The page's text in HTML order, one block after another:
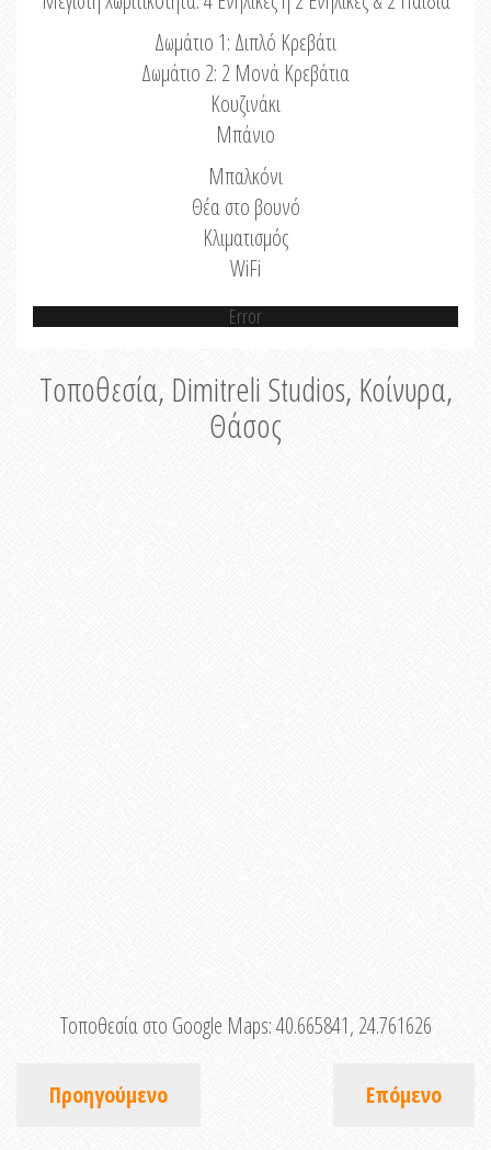
Δωμάτιο 1: Διπλό Κρεβάτι
Δωμάτιο 2: 2 Μονά Κρεβάτια
Κουζινάκι
Μπάνιο
Μπαλκόνι
Θέα στο βουνό
Κλιματισμός
WiFi
Error
Τοποθεσία, Dimitreli Studios, Κοίνυρα,
Θάσος
Τοποθεσία στο Google Maps:40.665841, 24.761626
Προηγούμενο Επόμενο